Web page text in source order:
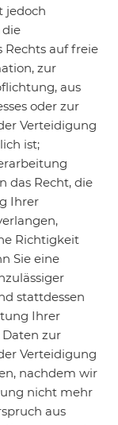
jedoch
die
Rechts auf freie
zur
aus
oder zur
Verteidigung
ist;
das Recht, die
Ihrer
Richtigkeit
Sie eine
stattdessen
Ihrer
zur
Verteidigung
nachdem wir
nicht mehr
aus